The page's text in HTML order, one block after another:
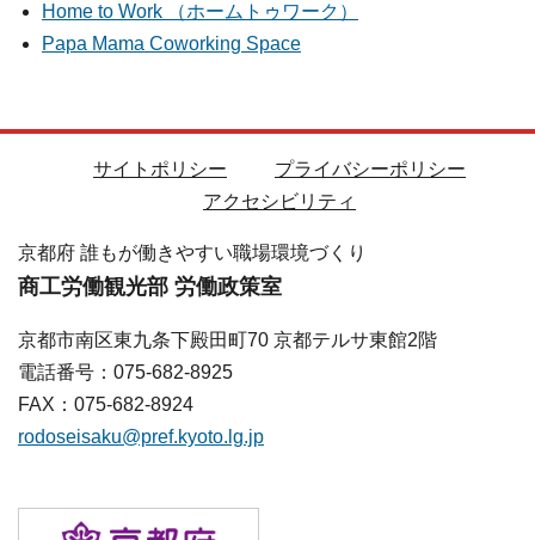
Home to Work （ホームトゥワーク）
Papa Mama Coworking Space
サイトポリシー
プライバシーポリシー
アクセシビリティ
京都府 誰もが働きやすい職場環境づくり
商工労働観光部 労働政策室
京都市南区東九条下殿田町70 京都テルサ東館2階
電話番号：075-682-8925
FAX：075-682-8924
rodoseisaku@pref.kyoto.lg.jp